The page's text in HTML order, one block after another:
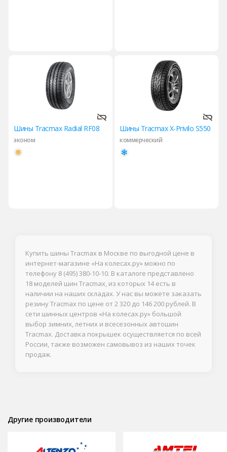
Шины Tracmax Radial RF08
эконом
Шины Tracmax X-Privilo S550
коммерческий
Купить шины Tracmax в Москве по выгодной цене в
интернет-магазине «На колесах.ру» можно по
телефону 8 (495) 380-10-10. В каталоге представлено
18 моделей шин Tracmax, из которых 14 есть в
наличии на наших складах. У нас вы можете заказать
резину Tracmax по цене от 2 320 до 146 200 рублей. В
сети шинных центров «На колесах.ру» большой
выбор зимних, летних и всесезонных автошин
Tracmax. Доставка покрышек осуществляется по всей
России, также возможен самовывоз из наших точек
продаж.
Другие производители